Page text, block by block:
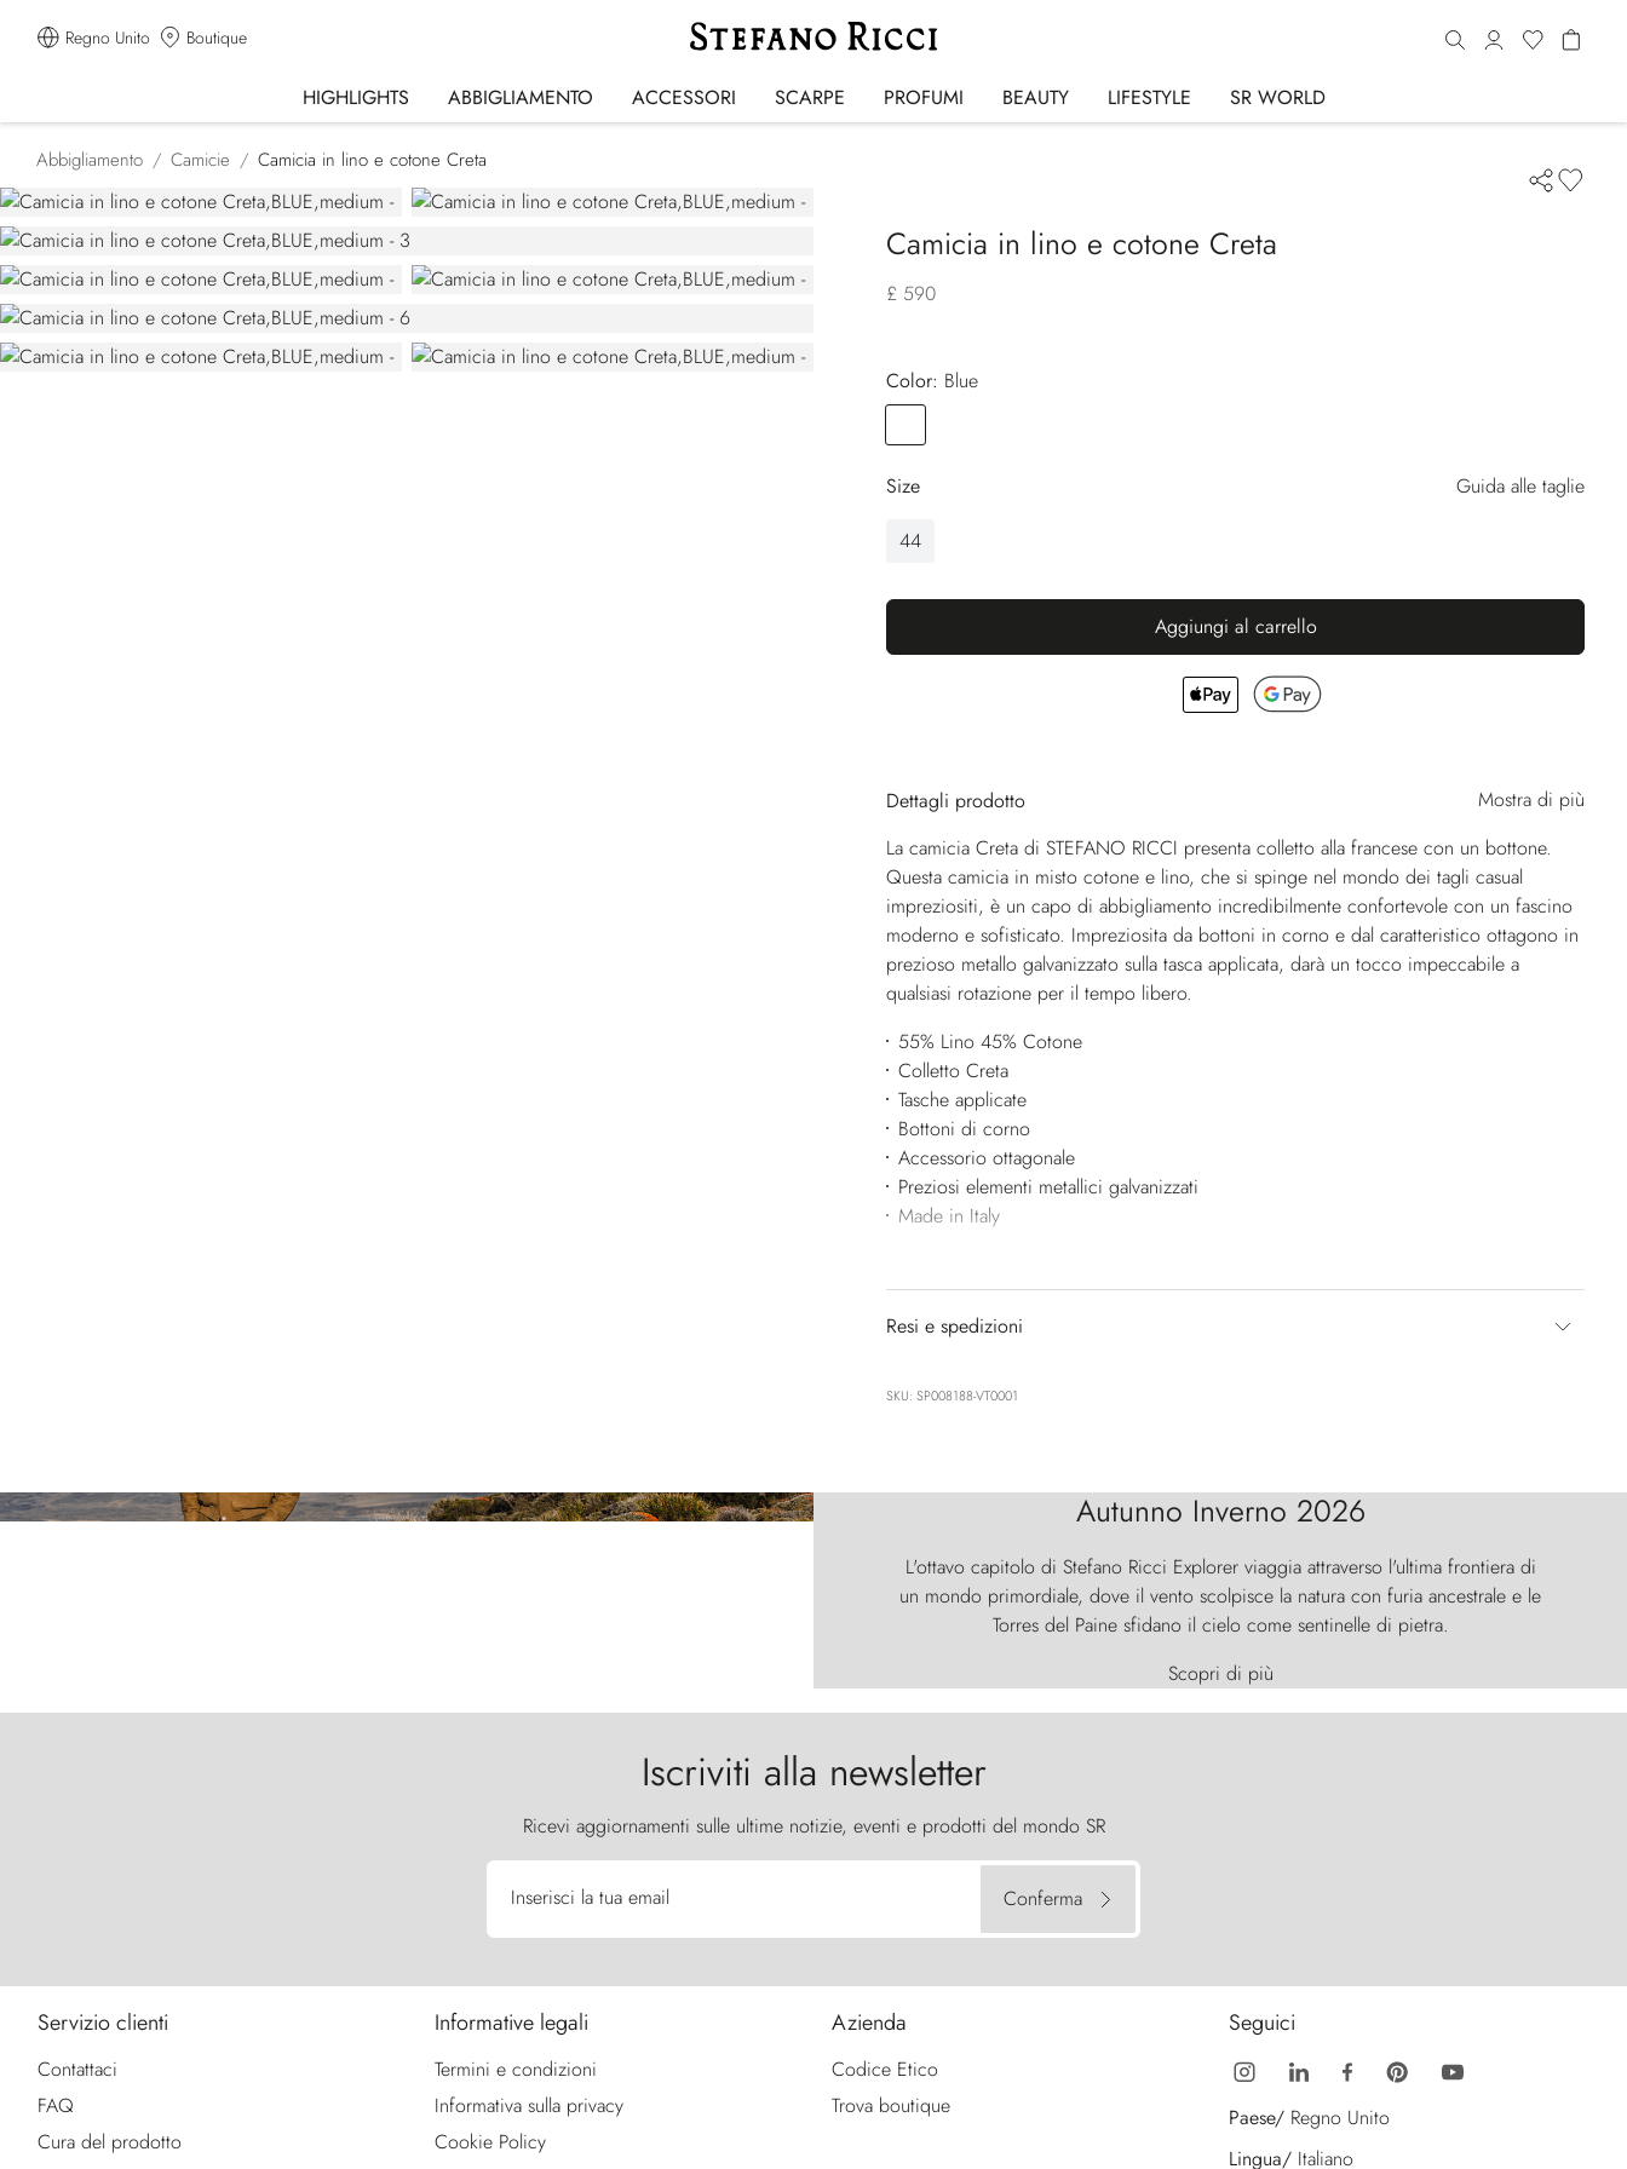
Regno Unito Boutique
HIGHLIGHTS ABBIGLIAMENTO ACCESSORI SCARPE PROFUMI BEAUTY LIFESTYLE SR WORLD
Abbigliamento Camicie Camicia in lino e cotone Creta
Camicia in lino e cotone Creta
£ 590
Color:
blue
Size
Guida alle taglie
44
Aggiungi al carrello
Dettagli prodotto
Mostra di più
La camicia Creta di STEFANO RICCI presenta colletto alla francese con un bottone.
Questa camicia in misto cotone e lino, che si spinge nel mondo dei tagli casual
impreziositi, è un capo di abbigliamento incredibilmente confortevole con un fascino
moderno e sofisticato. Impreziosita da bottoni in corno e dal caratteristico ottagono in
prezioso metallo galvanizzato sulla tasca applicata, darà un tocco impeccabile a
qualsiasi rotazione per il tempo libero.
55% Lino 45% Cotone
Colletto Creta
Tasche applicate
Bottoni di corno
Accessorio ottagonale
Preziosi elementi metallici galvanizzati
Made in Italy
Resi e spedizioni
SKU: SP008188-VT0001
Autunno Inverno 2026
L'ottavo capitolo di Stefano Ricci Explorer viaggia attraverso l'ultima frontiera di
un mondo primordiale, dove il vento scolpisce la natura con furia ancestrale e le
Torres del Paine sfidano il cielo come sentinelle di pietra.
Scopri di più
Iscriviti alla newsletter
Ricevi aggiornamenti sulle ultime notizie, eventi e prodotti del mondo SR
Inserisci la tua email Conferma
Servizio clienti
Contattaci
FAQ
Cura del prodotto
Informative legali
Termini e condizioni
Informativa sulla privacy
Cookie Policy
Azienda
Codice Etico
Trova boutique
Seguici
Paese/ Regno Unito
Lingua/ Italiano